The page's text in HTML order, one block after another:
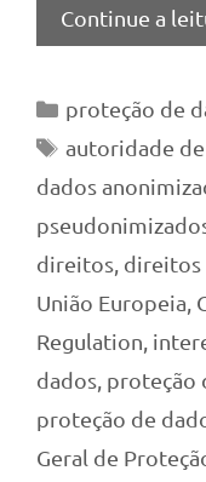
Continue a
Categorias
proteção de
Tags
autoridade
dados
direitos, direitos
União Europeia,
Regulation,
dados, proteção
proteção de
Geral de